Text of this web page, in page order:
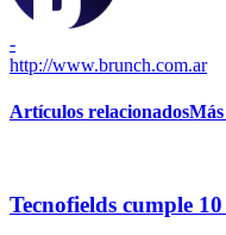
-
http://www.brunch.com.ar
Artículos relacionados
Tecnofields cumple